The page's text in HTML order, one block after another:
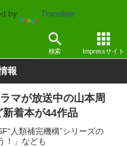
by Translate
検索 Impressサイト
報
マが放送中の山本周
着本が44作品
人類補完機構”シリーズの
！」なども